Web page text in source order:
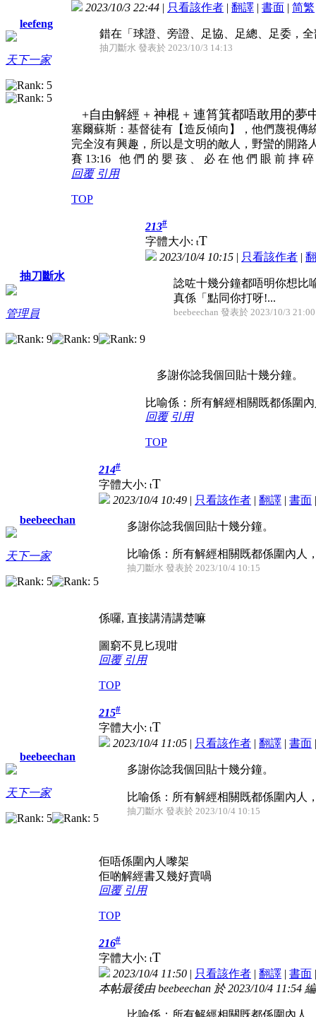
leefeng
天下一家
2023/10/3 22:44 | 只看該作者 | 翻譯 | 書面 | 简繁
錯在「球證、旁證、足協、足總、足委，
抽刀斷水 發表於 2023/10/3 14:13
+自由解經 + 神棍 + 連筲箕都唔敢用的夢
塞爾蘇斯：基督徒有【造反傾向】，他們蔑視傳
完全沒有興趣，所以是文明的敵人，野蠻的開路
賽 13:16 他 們 的 嬰 孩 、 必 在 他 們 眼 前 摔
回覆 引用
TOP
抽刀斷水
管理員
213#
字體大小: tT
2023/10/4 10:15 | 只看該作者 |
諗咗十幾分鐘都唔明你想
真係「點同你打呀!...
beebeechan 發表於 2023/10/3 21:00
多謝你諗我個回貼十幾分鐘。
比喻係：所有解經相關既都係圍
回覆 引用
TOP
beebeechan
天下一家
214#
字體大小: tT
2023/10/4 10:49 | 只看該作者 | 翻譯 | 書面
多謝你諗我個回貼十幾分鐘。
比喻係：所有解經相關既都係圍內人
抽刀斷水 發表於 2023/10/4 10:15
係囉, 直接講清講楚嘛
圖窮不見匕現咁
回覆 引用
TOP
beebeechan
天下一家
215#
字體大小: tT
2023/10/4 11:05 | 只看該作者 | 翻譯 | 書面
多謝你諗我個回貼十幾分鐘。
比喻係：所有解經相關既都係圍內人
抽刀斷水 發表於 2023/10/4 10:15
佢唔係圍內人嚟架
佢啲解經書又幾好賣喎
回覆 引用
TOP
216#
字體大小: tT
2023/10/4 11:50 | 只看該作者 | 翻譯 | 書面
本帖最後由 beebeechan 於 2023/10/4 11:54
比喻係：所有解經相關既都係圍內人